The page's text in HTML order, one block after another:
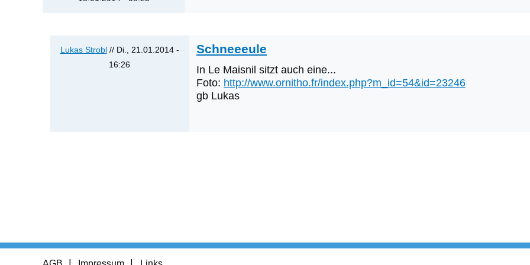
Lukas Strobl// Di., 21.01.2014 -
16:26
Schneeeule
In Le Maisnil sitzt auch eine...
Foto: http://www.ornitho.fr/index.php?m_id=54&id=23246
gb Lukas